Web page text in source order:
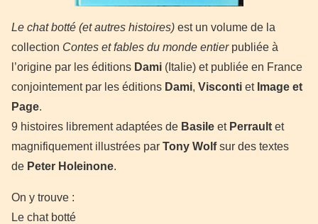
Le chat botté (et autres histoires) est un volume de la
collection Contes et fables du monde entierpubliée à
l’origine par les éditions Dami (Italie) et publiée en France
conjointement par les éditions Dami, Visconti et Image et
Page.
9 histoires librement adaptées de Basile et Perrault et
magnifiquement illustrées par Tony Wolfsur des textes
de Peter Holeinone.
On y trouve :
Le chat botté